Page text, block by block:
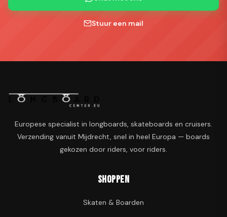
Stuur een mail
Europese specialist in longboards, skateboards en cruisers.
Verzending vanuit Mijdrecht, snel in heel Europa — boards
gekozen door riders, voor riders.
Shoppen
Skaten & Boarden